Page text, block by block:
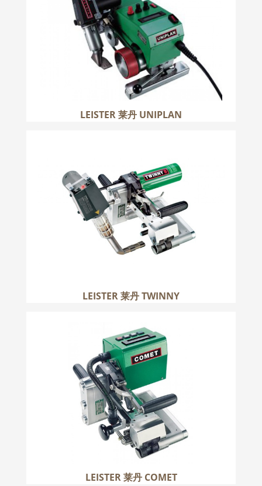
LEISTER 莱丹 UNIPLAN
更多
LEISTER 莱丹 TWINNY
更多
LEISTER 莱丹 COMET
LEISTER 莱丹 COMET
更多